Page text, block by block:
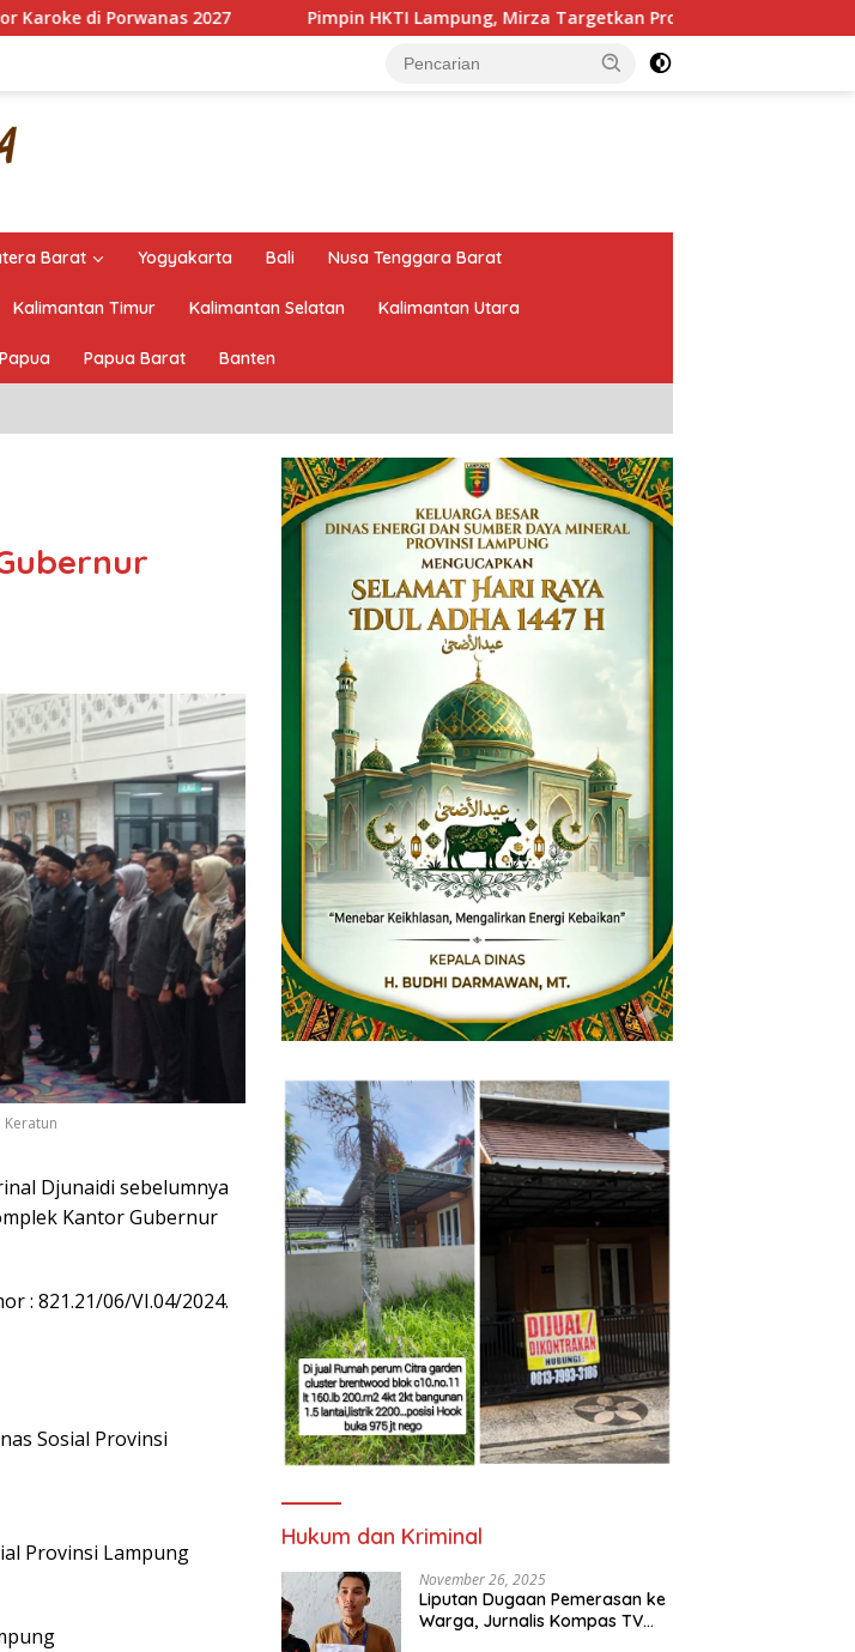
2027 Pimpin HKTI Lampung, Mirza Targetkan Program Pertanian Berdampak Maksimal
Barat Yogyakarta Bali Nusa Tenggara Barat
Kalimantan Timur Kalimantan Selatan Kalimantan Utara
Papua Papua Barat Banten
Djunaidi sebelumnya
Kantor Gubernur
: 821.21/06/VI.04/2024.
Sosial Provinsi
Provinsi Lampung
Hukum dan Kriminal
November 26, 2025
Liputan Dugaan Pemerasan ke
Warga, Jurnalis Kompas TV